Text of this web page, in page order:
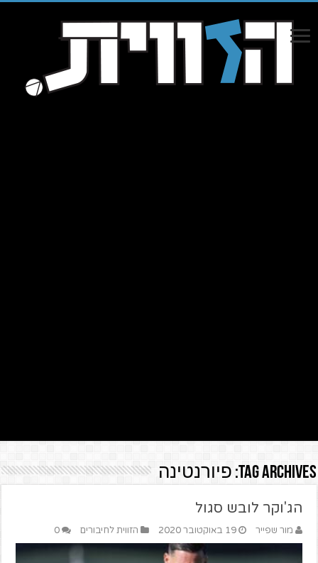
Tag Archives: פיורנטינה
הג'וקר לובש סגול
מור שפייר 19 באוקטובר 2020 הזווית לחיבורים 0